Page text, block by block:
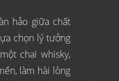
hảo giữa chất
chọn lý tưởng
chai whisky,
làm hài lòng